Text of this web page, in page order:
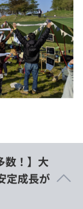
数！】大
定成長が